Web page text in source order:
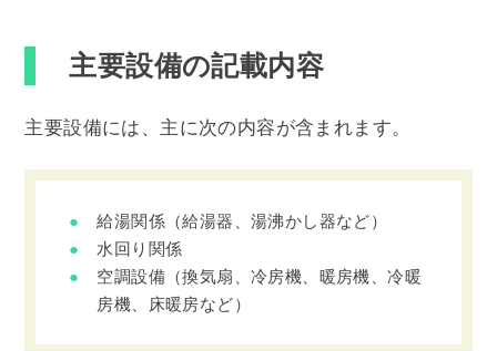
主要設備の記載内容
主要設備には、主に次の内容が含まれます。
給湯関係（給湯器、湯沸かし器など）
水回り関係
空調設備（換気扇、冷房機、暖房機、冷暖
房機、床暖房など）